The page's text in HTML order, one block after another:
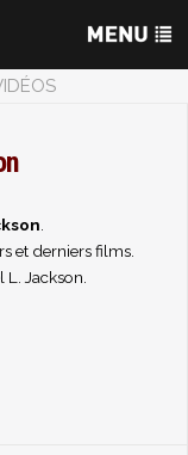
et derniers films.
Jackson.